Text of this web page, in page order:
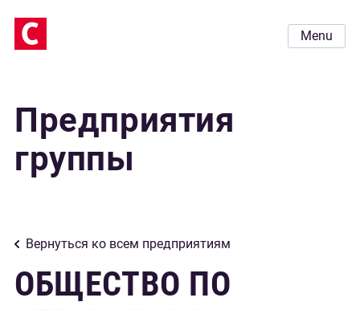
Menu
Предприятия
группы
Вернуться ко всем предприятиям
ОБЩЕСТВО ПО